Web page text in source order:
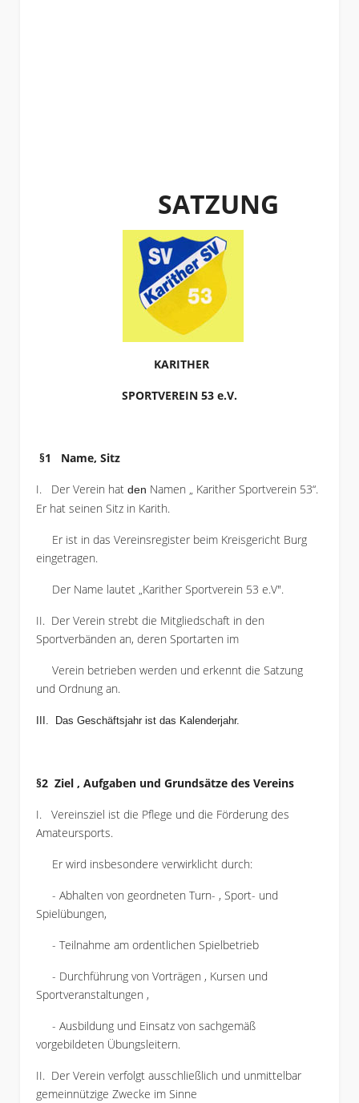
SATZUNG
KARITHER
SPORTVEREIN 53 e.V.
§1 Name, Sitz
I. Der Verein hatden Namen „ Karither Sportverein 53“.
Er hat seinen Sitz in Karith.
Er ist in das Vereinsregister beim Kreisgericht Burg
eingetragen.
Der Name lautet „Karither Sportverein 53 e.V".
II. Der Verein strebt die Mitgliedschaft in den
Sportverbänden an, deren Sportarten im
Verein betrieben werden und erkennt die Satzung
und Ordnung an.
III. Das Geschäftsjahr ist das Kalenderjahr.
§2 Ziel , Aufgaben und Grundsätze des Vereins
I. Vereinsziel ist die Pflege und die Förderung des
Amateursports.
Er wird insbesondere verwirklicht durch:
- Abhalten von geordneten Turn- , Sport- und
Spielübungen,
- Teilnahme am ordentlichen Spielbetrieb
- Durchführung von Vorträgen , Kursen und
Sportveranstaltungen ,
- Ausbildung und Einsatz von sachgemäß
vorgebildeten Übungsleitern.
II. Der Verein verfolgt ausschließlich und unmittelbar
gemeinnützige Zwecke im Sinne